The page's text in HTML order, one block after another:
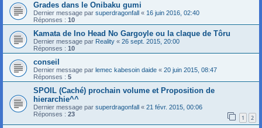
Grades dans le Onibaku gumi
Dernier message par superdragonfall « 16 juin 2016, 02:40
Réponses : 10
Kamata de Ino Head No Gargoyle ou la claque de Tôru
Dernier message par Reality « 26 sept. 2015, 20:00
Réponses : 10
conseil
Dernier message par lemec kabesoin daide « 20 juin 2015, 08:47
Réponses : 5
SPOIL (Caché) prochain volume et Proposition de
hierarchie^^
Dernier message par superdragonfall « 21 févr. 2015, 00:06
Réponses : 23 1 2